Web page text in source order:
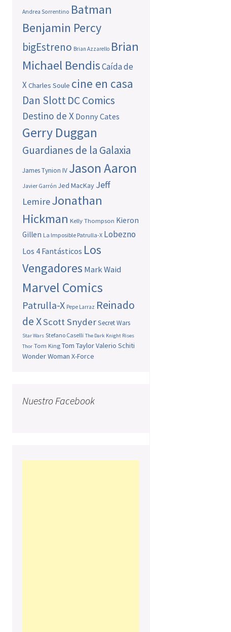
Andrea Sorrentino Batman
Benjamin Percy
bigEstreno Brian Azzarello Brian
Michael BendisCaída de
XCharles Soule cine en casa
Dan SlottDC Comics
Destino de X Donny Cates
Gerry Duggan
Guardianes de la Galaxia
James Tynion IV Jason Aaron
Javier Garrón Jed MacKay Jeff
LemireJonathan
Hickman Kelly Thompson Kieron
Gillen La Imposible Patrulla-X Lobezno
Los 4 Fantásticos Los
Vengadores Mark Waid
Marvel Comics
Patrulla-X Pepe Larraz Reinado
de XScott SnyderSecret Wars
Star Wars Stefano Caselli The Dark Knight Rises
Thor Tom King Tom TaylorValerio Schiti
Wonder Woman X-Force
Nuestro Facebook